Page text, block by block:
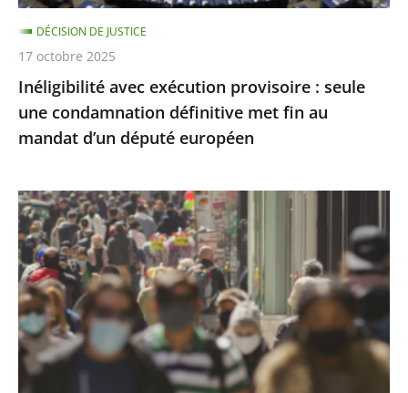
met
fin
au
mandat
d’un
député
Inéligibilité avec exécution provisoire : seule
une condamnation définitive met fin au
mandat d’un député européen
DÉCISION DE JUSTICE
17 octobre 2025
Covid-
19
:
l’État
a
respecté
ses
obligations